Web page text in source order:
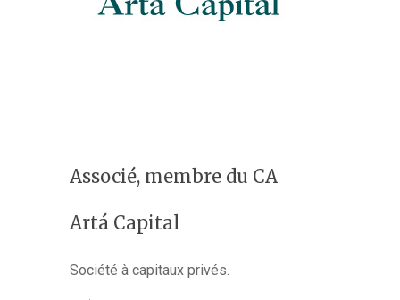
Associé, membre du CA
Artá Capital
Société à capitaux privés.